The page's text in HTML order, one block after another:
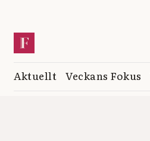
Aktuellt Veckans Fokus